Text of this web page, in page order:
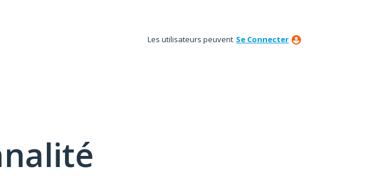
Les utilisateurs peuvent Se Connecter